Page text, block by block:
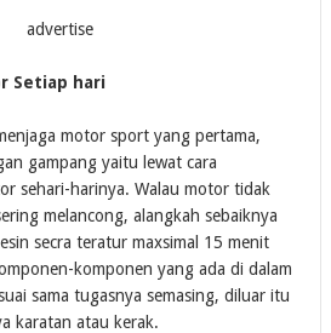
advertise
Setiap hari
motor sport yang pertama,
gampang yaitu lewat cara
sehari-harinya. Walau motor tidak
melancong, alangkah sebaiknya
secra teratur maxsimal 15 menit
komponen yang ada di dalam
sama tugasnya semasing, diluar itu
karatan atau kerak.